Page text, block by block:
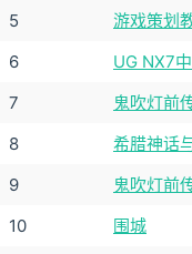
5
游戏策划
6
UG NX7
7
鬼吹灯前
8
希腊神话
9
鬼吹灯前
10
围城